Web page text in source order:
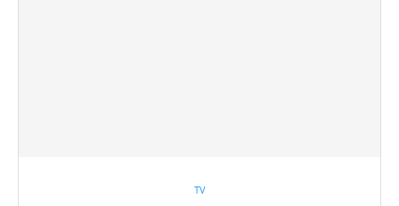
TV